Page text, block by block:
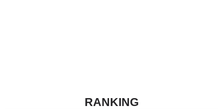
RANKING